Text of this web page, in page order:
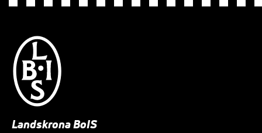
Landskrona BoIS